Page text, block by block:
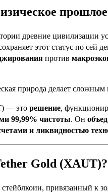
древние цивилизации
этот статус по сей
против
природа делает
— это решение,
99,99% чистоты. Он
и ликвидностью
Gold (XAUT)?
привязанный к